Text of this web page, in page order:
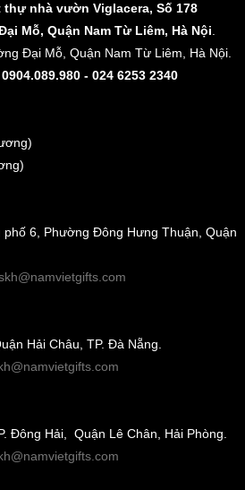
thự nhà vườn Viglacera, Số 178
Mỗ, Quận Nam Từ Liêm, Hà Nội.
Đại Mỗ, Quận Nam Từ Liêm, Hà Nội.
0904.089.980 - 024 6253 2340
6, Phường Đông Hưng Thuận, Quận
Hải Châu, TP. Đà Nẵng.
Đông Hải, Quận Lê Chân, Hải Phòng.